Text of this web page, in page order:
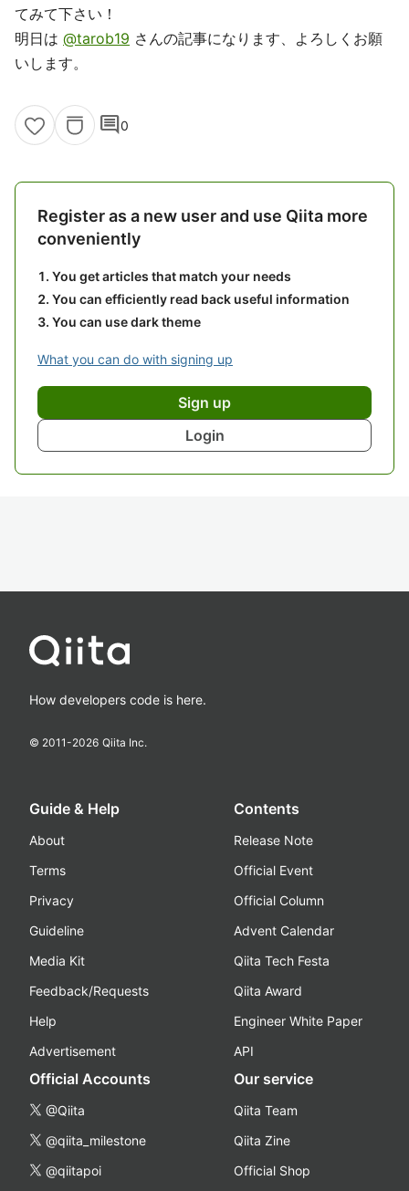
てみて下さい！
明日は @tarob19 さんの記事になります、よろしくお願
いします。
comment0
Register as a new user and use Qiita more
conveniently
You get articles that match your needs
You can efficiently read back useful information
You can use dark theme
What you can do with signing up
Sign up
Login
How developers code is here.
© 2011-2026 Qiita Inc.
Guide & Help
About
Terms
Privacy
Guideline
Media Kit
Feedback/Requests
Help
Advertisement
Contents
Release Note
Official Event
Official Column
Advent Calendar
Qiita Tech Festa
Qiita Award
Engineer White Paper
API
Official Accounts
@Qiita
@qiita_milestone
@qiitapoi
Our service
Qiita Team
Qiita Zine
Official Shop